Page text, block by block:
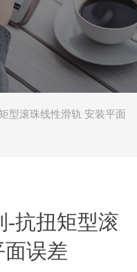
型滚珠线性滑轨 安装平面
-抗扭矩型滚
误差